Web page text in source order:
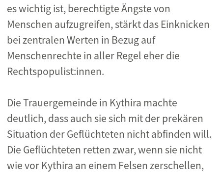
es wichtig ist, berechtigte Ängste von
Menschen aufzugreifen, stärkt das Einknicken
bei zentralen Werten in Bezug auf
Menschenrechte in aller Regel eher die
Rechtspopulist:innen.
Die Trauergemeinde in Kythira machte
deutlich, dass auch sie sich mit der prekären
Situation der Geflüchteten nicht abfinden will.
Die Geflüchteten retten zwar, wenn sie nicht
wie vor Kythira an einem Felsen zerschellen,